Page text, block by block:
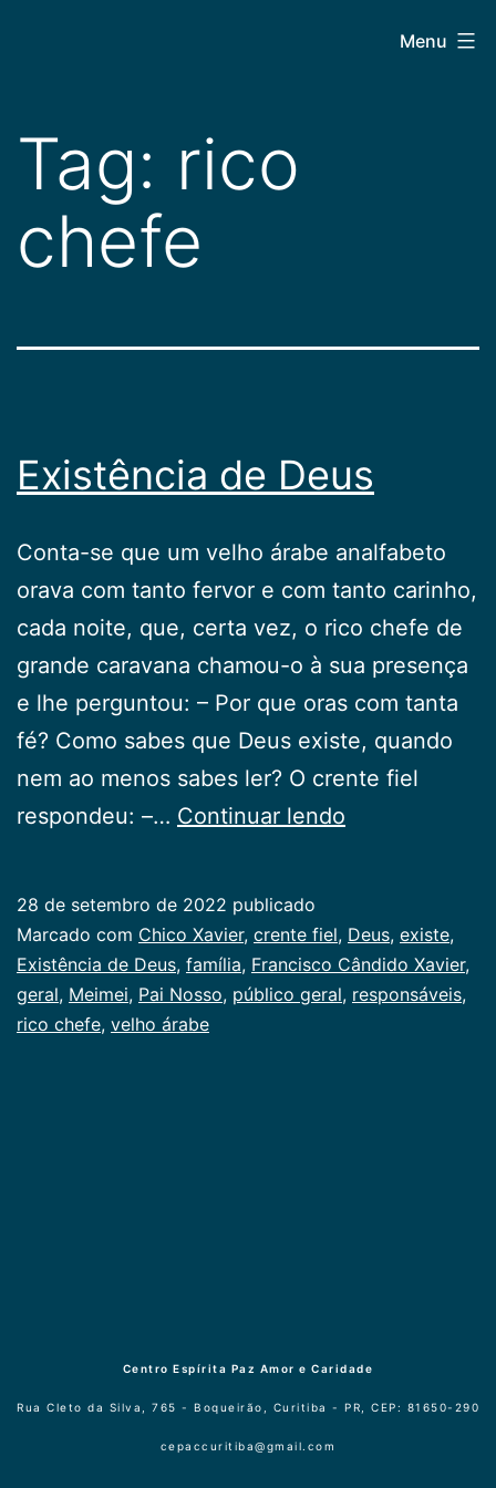
conteúdo
Menu
Tag: rico
chefe
Existência de Deus
Conta-se que um velho árabe analfabeto
orava com tanto fervor e com tanto carinho,
cada noite, que, certa vez, o rico chefe de
grande caravana chamou-o à sua presença
e lhe perguntou: – Por que oras com tanta
fé? Como sabes que Deus existe, quando
nem ao menos sabes ler? O crente fiel
respondeu: –… Continuar lendo
28 de setembro de 2022 publicado
Categorizado
como
Publicogeral
Marcado com Chico Xavier, crente fiel, Deus, existe,
Existência de Deus, família, Francisco Cândido Xavier,
geral, Meimei, Pai Nosso, público geral, responsáveis,
rico chefe, velho árabe
Centro Espírita Paz Amor e Caridade
Rua Cleto da Silva, 765 - Boqueirão, Curitiba - PR, CEP: 81650-290
cepaccuritiba@gmail.com